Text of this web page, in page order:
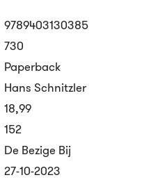
9789403130385
730
Paperback
Hans Schnitzler
18,99
152
De Bezige Bij
27-10-2023